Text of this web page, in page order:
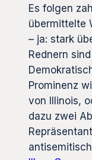
Es folgen
übermittelte
– ja: stark
Rednern
Prominenz
von Illinois,
dazu zwei